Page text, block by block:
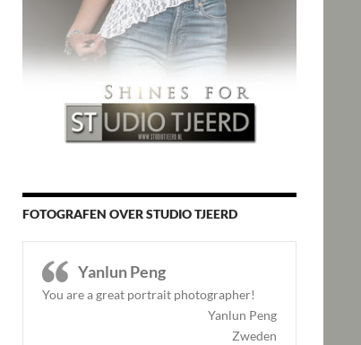
FOTOGRAFEN OVER STUDIO TJEERD
Yanlun Peng
You are a great portrait photographer!
Yanlun Peng
Zweden